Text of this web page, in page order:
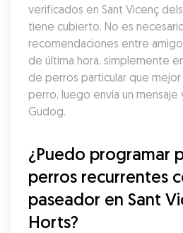
verificados en Sant Vicenç
tiene cubierto. No es
recomendaciones entre
de última hora, simplemente
de perros particular que
perro, luego envía un
Gudog.
¿Puedo programar
perros recurrentes
paseador en Sant
Horts?